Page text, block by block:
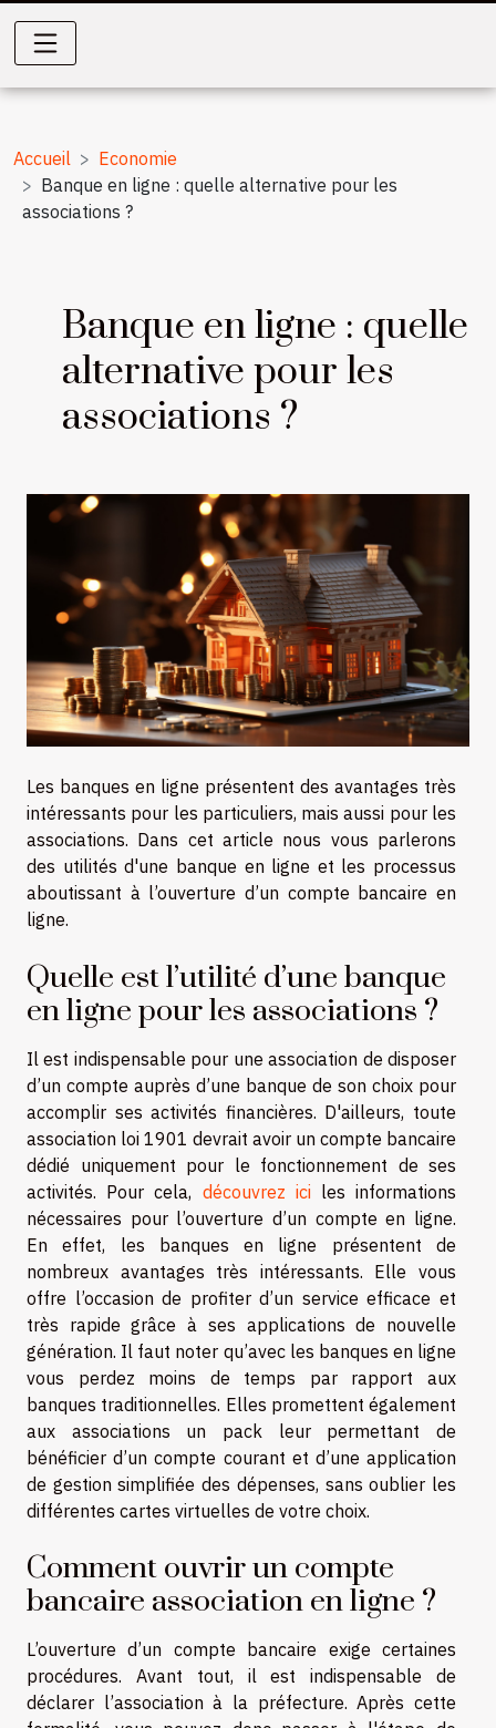
Accueil
Economie
Banque en ligne : quelle alternative pour les
associations ?
Banque en ligne : quelle
alternative pour les
associations ?
Les banques en ligne présentent des avantages très
intéressants pour les particuliers, mais aussi pour les
associations. Dans cet article nous vous parlerons
des utilités d'une banque en ligne et les processus
aboutissant à l’ouverture d’un compte bancaire en
ligne.
Quelle est l’utilité d’une banque
en ligne pour les associations ?
Il est indispensable pour une association de disposer
d’un compte auprès d’une banque de son choix pour
accomplir ses activités financières. D'ailleurs, toute
association loi 1901 devrait avoir un compte bancaire
dédié uniquement pour le fonctionnement de ses
activités. Pour cela, découvrez iciles informations
nécessaires pour l’ouverture d’un compte en ligne.
En effet, les banques en ligne présentent de
nombreux avantages très intéressants. Elle vous
offre l’occasion de profiter d’un service efficace et
très rapide grâce à ses applications de nouvelle
génération. Il faut noter qu’avec les banques en ligne
vous perdez moins de temps par rapport aux
banques traditionnelles. Elles promettent également
aux associations un pack leur permettant de
bénéficier d’un compte courant et d’une application
de gestion simplifiée des dépenses, sans oublier les
différentes cartes virtuelles de votre choix.
Comment ouvrir un compte
bancaire association en ligne ?
L’ouverture d’un compte bancaire exige certaines
procédures. Avant tout, il est indispensable de
déclarer l’association à la préfecture. Après cette